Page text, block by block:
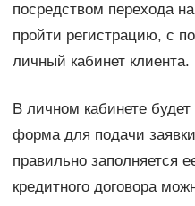
посредством перехода
пройти регистрацию, с
личный кабинет клиента.
В личном кабинете
форма для подачи
правильно заполняется
кредитного договора